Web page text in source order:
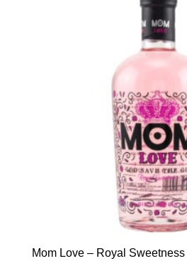
Mom Love – Royal Sweetness